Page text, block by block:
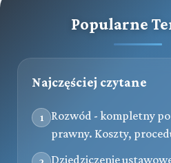
Popularne
Najczęściej czytane
1
Rozwód - kompletny
prawny. Koszty,
Dziedziczenie